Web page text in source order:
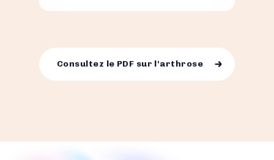
nerfs locaux.
Consultez le PDF sur l'arthrose